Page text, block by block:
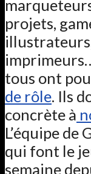
projets,
tous ont
de rôle. Ils
concrète à
L’équipe
qui font le
semaine